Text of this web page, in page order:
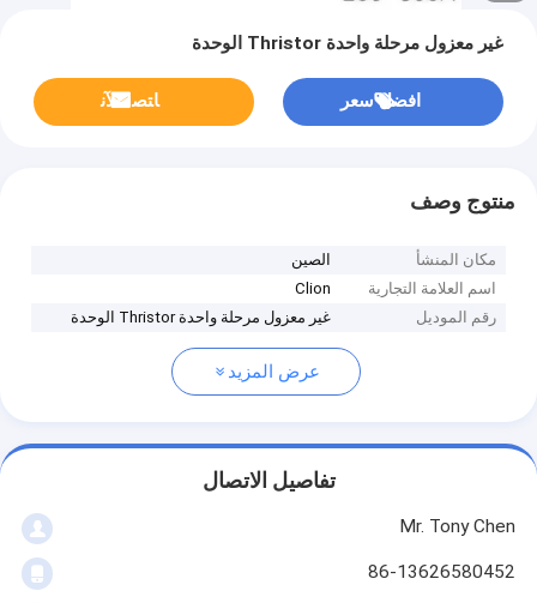
غير معزول مرحلة واحدة Thristor الوحدة
افضل سعر ﺎﺘﺼﻟ ﺍﻶﻧ
منتوج وصف
مكان المنشأ
الصين
اسم العلامة التجارية
Clion
رقم الموديل
غير معزول مرحلة واحدة Thristor الوحدة
عرض المزيد
تفاصيل الاتصال
Mr. Tony Chen
86-13626580452